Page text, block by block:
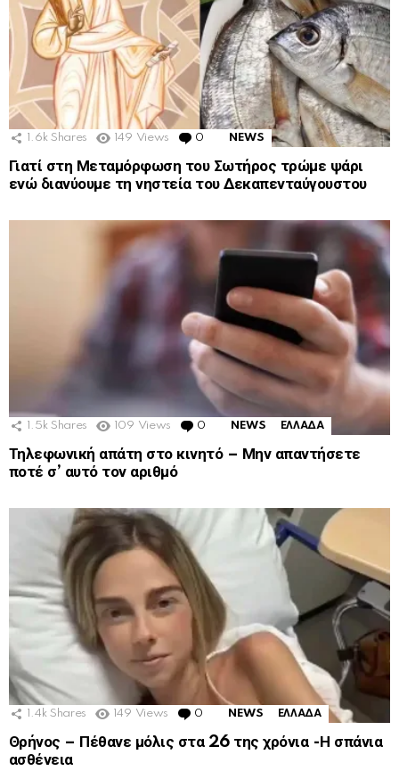
1.6k Shares 149 Views 0 Comments
NEWS
Γιατί στη Μεταμόρφωση του Σωτήρος τρώμε ψάρι
ενώ διανύουμε τη νηστεία του Δεκαπενταύγουστου
1.5k Shares 109 Views 0 Comments
NEWS ΕΛΛΑΔΑ
Τηλεφωνική απάτη στο κινητό – Μην απαντήσετε
ποτέ σ’ αυτό τον αριθμό
1.4k Shares 149 Views 0 Comments
NEWS ΕΛΛΑΔΑ
Θρήνος – Πέθανε μόλις στα 26 της χρόνια -Η σπάνια
ασθένεια